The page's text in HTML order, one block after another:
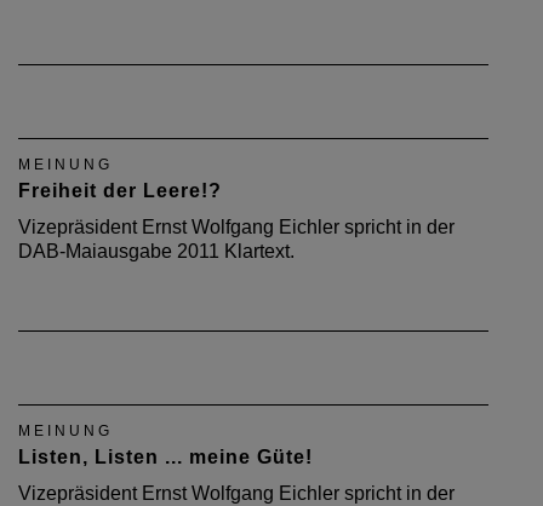
MEINUNG
Freiheit der Leere!?
Vizepräsident Ernst Wolfgang Eichler spricht in der
DAB-Maiausgabe 2011 Klartext.
MEINUNG
Listen, Listen ... meine Güte!
Vizepräsident Ernst Wolfgang Eichler spricht in der